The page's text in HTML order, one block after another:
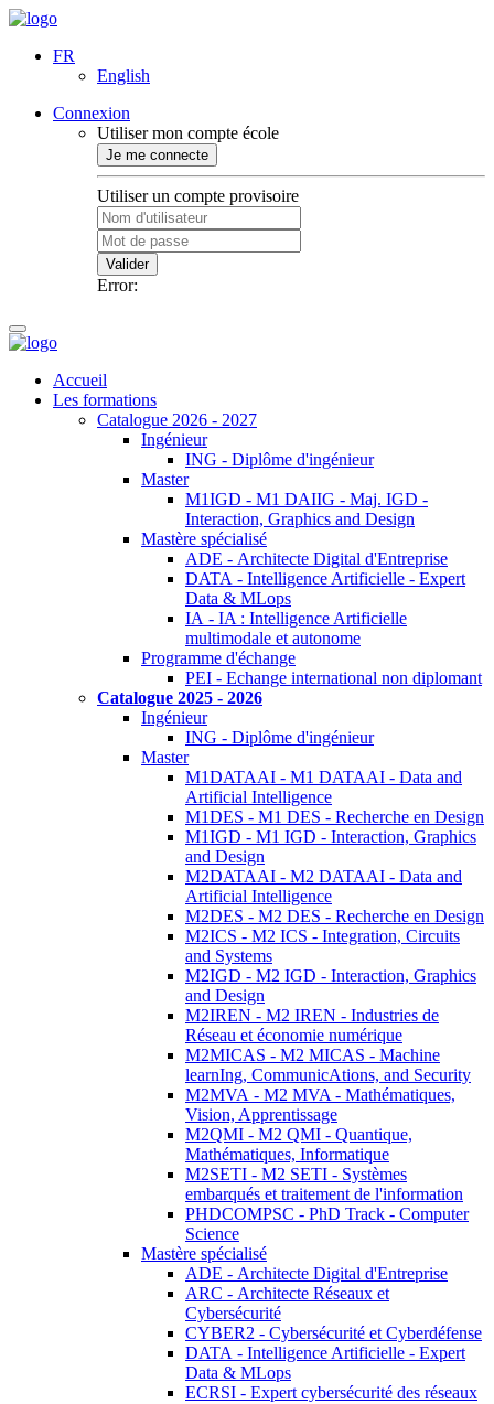
FR
English
Connexion
Utiliser mon compte école
Je me connecte
Utiliser un compte provisoire
Valider
Error:
Accueil
Les formations
Catalogue 2026 - 2027
Ingénieur
ING - Diplôme d'ingénieur
Master
M1IGD - M1 DAIIG - Maj. IGD -
Interaction, Graphics and Design
Mastère spécialisé
ADE - Architecte Digital d'Entreprise
DATA - Intelligence Artificielle - Expert
Data & MLops
IA - IA : Intelligence Artificielle
multimodale et autonome
Programme d'échange
PEI - Echange international non diplomant
Catalogue 2025 - 2026
Ingénieur
ING - Diplôme d'ingénieur
Master
M1DATAAI - M1 DATAAI - Data and
Artificial Intelligence
M1DES - M1 DES - Recherche en Design
M1IGD - M1 IGD - Interaction, Graphics
and Design
M2DATAAI - M2 DATAAI - Data and
Artificial Intelligence
M2DES - M2 DES - Recherche en Design
M2ICS - M2 ICS - Integration, Circuits
and Systems
M2IGD - M2 IGD - Interaction, Graphics
and Design
M2IREN - M2 IREN - Industries de
Réseau et économie numérique
M2MICAS - M2 MICAS - Machine
learnIng, CommunicAtions, and Security
M2MVA - M2 MVA - Mathématiques,
Vision, Apprentissage
M2QMI - M2 QMI - Quantique,
Mathématiques, Informatique
M2SETI - M2 SETI - Systèmes
embarqués et traitement de l'information
PHDCOMPSC - PhD Track - Computer
Science
Mastère spécialisé
ADE - Architecte Digital d'Entreprise
ARC - Architecte Réseaux et
Cybersécurité
CYBER2 - Cybersécurité et Cyberdéfense
DATA - Intelligence Artificielle - Expert
Data & MLops
ECRSI - Expert cybersécurité des réseaux